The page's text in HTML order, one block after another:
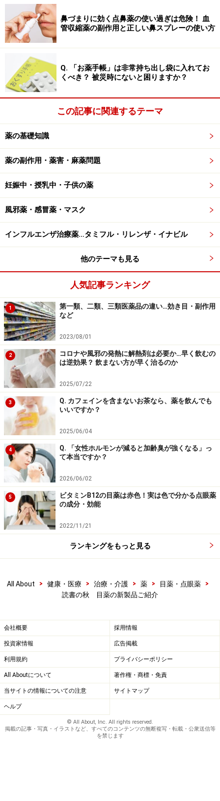
鼻づまりに効く点鼻薬の使い過ぎは危険！ 血
管収縮薬の副作用と正しい鼻スプレーの使い方
Q. 「お薬手帳」は非常持ち出し袋に入れてお
くべき？ 被災時にないと困りますか？
この記事に関連するテーマ
薬の基礎知識
薬の副作用・薬害・麻薬問題
妊娠中・授乳中・子供の薬
風邪薬・感冒薬・マスク
インフルエンザ治療薬…タミフル・リレンザ・イナビル
他のテーマも見る
人気記事ランキング
1
第一類、二類、三類医薬品の違い…効き目・副作用
など
2023/08/01
2
コロナや風邪の発熱に解熱剤は必要か…早く飲むの
は逆効果？ 飲まない方が早く治るのか
2025/07/22
3
Q. カフェインを含まないお茶なら、薬を飲んでも
いいですか？
2025/06/04
4
Q. 「女性ホルモンが減ると加齢臭が強くなる」っ
て本当ですか？
2026/06/02
5
ビタミンB12の目薬は赤色！実は色で分かる点眼薬
の成分・効能
2022/11/21
ランキングをもっと見る
All About > 健康・医療 > 治療・介護 > 薬 > 目薬・点眼薬
>
読書の秋 目薬の新製品ご紹介
会社概要 採用情報
投資家情報 広告掲載
利用規約 プライバシーポリシー
All Aboutについて 著作権・商標・免責
当サイトの情報についての注意 サイトマップ
ヘルプ
© All About, Inc. All rights reserved.
掲載の記事・写真・イラストなど、すべてのコンテンツの無断複写・転載・公衆送信等
を禁じます